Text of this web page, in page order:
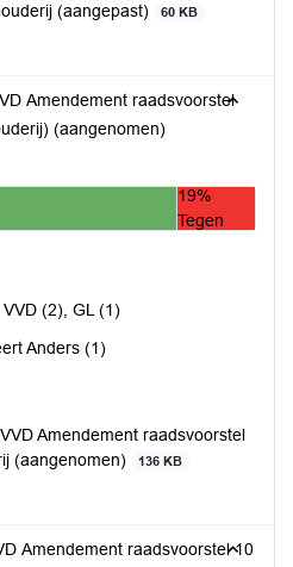
(aangepast)
60 KB
Amendement raadsvoorstel
(aangenomen)
19%
Tegen
(2), GL (1)
Anders (1)
Amendement raadsvoorstel
(aangenomen)
136 KB
Amendement raadsvoorstel 10